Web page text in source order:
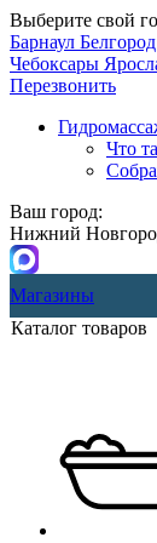
Выберите свой
Барнаул Белгород
Чебоксары
Перезвонить
Что
Ваш город:
Нижний
Магазины
Каталог товаров